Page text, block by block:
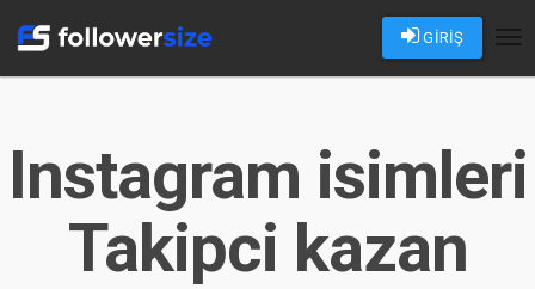
GİRİŞ
Instagram isimleri
Takipci kazan